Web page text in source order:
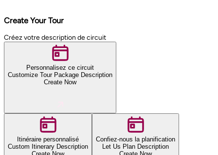
Create Your Tour
Créez votre description de circuit
Personnalisez ce circuit
Customize Tour Package Description
Create Now
Itinéraire personnalisé
Custom Itinerary Description
Confiez-nous la planification
Let Us Plan Description